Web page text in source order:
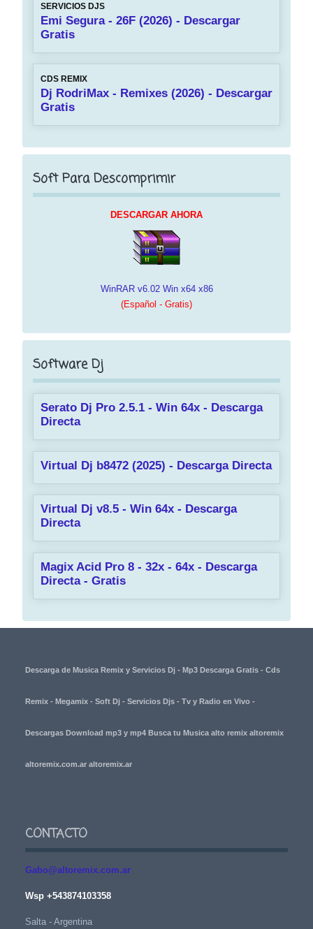
SERVICIOS DJS
Emi Segura - 26F (2026) - Descargar
Gratis
CDS REMIX
Dj RodriMax - Remixes (2026) - Descargar
Gratis
Soft Para Descomprimir
DESCARGAR AHORA
WinRAR v6.02 Win x64 x86
(Español - Gratis)
Software Dj
Serato Dj Pro 2.5.1 - Win 64x - Descarga
Directa
Virtual Dj b8472 (2025) - Descarga Directa
Virtual Dj v8.5 - Win 64x - Descarga
Directa
Magix Acid Pro 8 - 32x - 64x - Descarga
Directa - Gratis
Descarga de Musica Remix y Servicios Dj - Mp3 Descarga Gratis - Cds
Remix - Megamix - Soft Dj - Servicios Djs - Tv y Radio en Vivo -
Descargas Download mp3 y mp4 Busca tu Musica alto remix altoremix
altoremix.com.ar altoremix.ar
CONTACTO
Gabo@altoremix.com.ar
Wsp +543874103358
Salta - Argentina